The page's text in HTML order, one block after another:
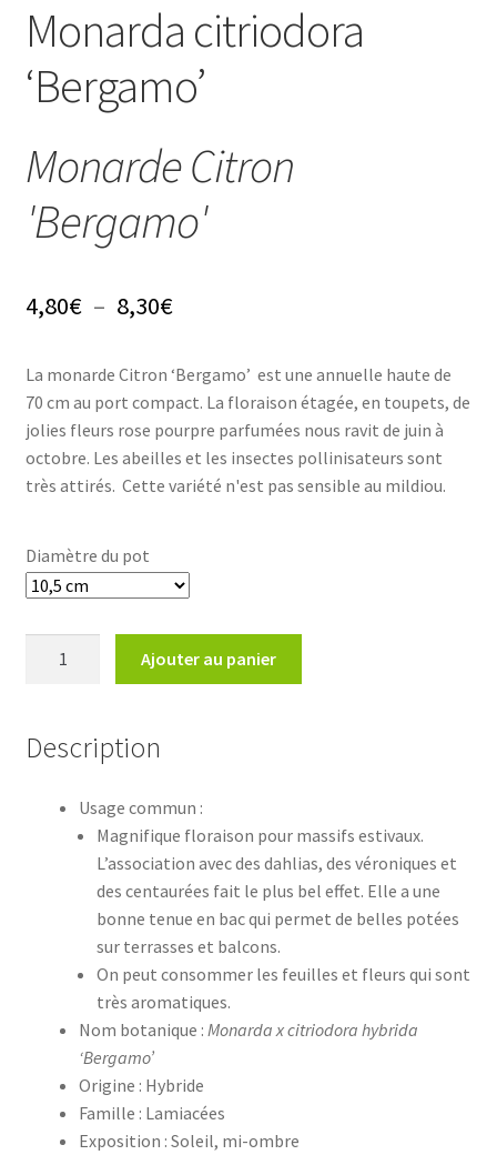
Avis GOOGLE
Monarda citriodora
‘Bergamo’
Monarde Citron
'Bergamo'
4,80€ – 8,30€Plage
prix :
4,80€
à
La monarde Citron ‘Bergamo’ est une annuelle haute de
70 cm au port compact. La floraison étagée, en toupets, de
jolies fleurs rose pourpre parfumées nous ravit de juin à
octobre. Les abeilles et les insectes pollinisateurs sont
très attirés. Cette variété n'est pas sensible au mildiou.
Diamètre du pot
'Bergamo'
Ajouter au panier
Description
Usage commun :
Magnifique floraison pour massifs estivaux.
L’association avec des dahlias, des véroniques et
des centaurées fait le plus bel effet. Elle a une
bonne tenue en bac qui permet de belles potées
sur terrasses et balcons.
On peut consommer les feuilles et fleurs qui sont
très aromatiques.
Nom botanique : Monarda x citriodora hybrida
‘Bergamo’
Origine : Hybride
Famille : Lamiacées
Exposition : Soleil, mi-ombre